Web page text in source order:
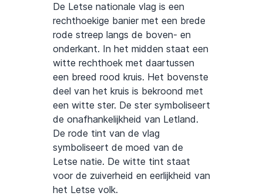
De Letse nationale vlag is een
rechthoekige banier met een brede
rode streep langs de boven- en
onderkant. In het midden staat een
witte rechthoek met daartussen
een breed rood kruis. Het bovenste
deel van het kruis is bekroond met
een witte ster. De ster symboliseert
de onafhankelijkheid van Letland.
De rode tint van de vlag
symboliseert de moed van de
Letse natie. De witte tint staat
voor de zuiverheid en eerlijkheid van
het Letse volk.